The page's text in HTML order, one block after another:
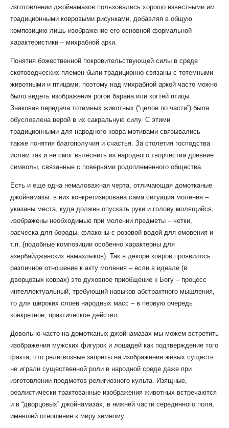
изготовлении джойнамазов пользовались хорошо известными им
традиционными ковровыми рисунками, добавляя в общую
композицию лишь изображение его основной формальной
характеристики – михрабной арки.
Понятия божественной покровительствующей силы в среде
скотоводческих племен были традиционно связаны с тотемными
животными и птицами, поэтому над михрабной аркой часто можно
было видеть изображения рогов барана или когтей птицы.
Знаковая передача тотемных животных (“целое по части”) была
обусловлена верой в их сакральную силу. С этими
традиционными для народного ковра мотивами связывались
также понятия благополучия и счастья. За столетия господства
ислам так и не смог вытеснить из народного творчества древние
символы, связанные с поверьями родоплеменного общества.
Есть и еще одна немаловажная черта, отличающая домотканые
джойнамазы: в них конкретизирована сама ситуация моления –
указаны места, куда должен опускать руки и голову молящийся,
изображены необходимые при молении предметы – четки,
расческа для бороды, флаконы с розовой водой для омовения и
т.п. (подобные композиции особенно характерны для
азербайджанских намазлыков). Так в декоре ковров проявилось
различное отношение к акту моления – если в идеале (в
дворцовых коврах) это духовное приобщение к Богу – процесс
интеллектуальный, требующий навыков абстрактного мышления,
то для широких слоев народных масс – в первую очередь
конкретное, практическое действо.
Довольно часто на домотканых джойнамазах мы можем встретить
изображения мужских фигурок и лошадей как подтверждение того
факта, что религиозные запреты на изображение живых существ
не играли существенной роли в народной среде даже при
изготовлении предметов религиозного культа. Изящные,
реалистически трактованные изображения животных встречаются
и в “дворцовых” джойнамазах, в нижней части серединного поля,
имевшей отношение к миру земному.